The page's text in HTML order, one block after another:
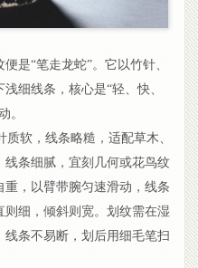
是“笔走龙蛇”。它以竹针、
细线条，核心是“轻、快、
。
软，线条略糙，适配草木、
条细腻，宜刻几何或花鸟纹
，以臂带腕匀速滑动，线条
细，倾斜则宽。划纹需在湿
条不易断，划后用细毛笔扫